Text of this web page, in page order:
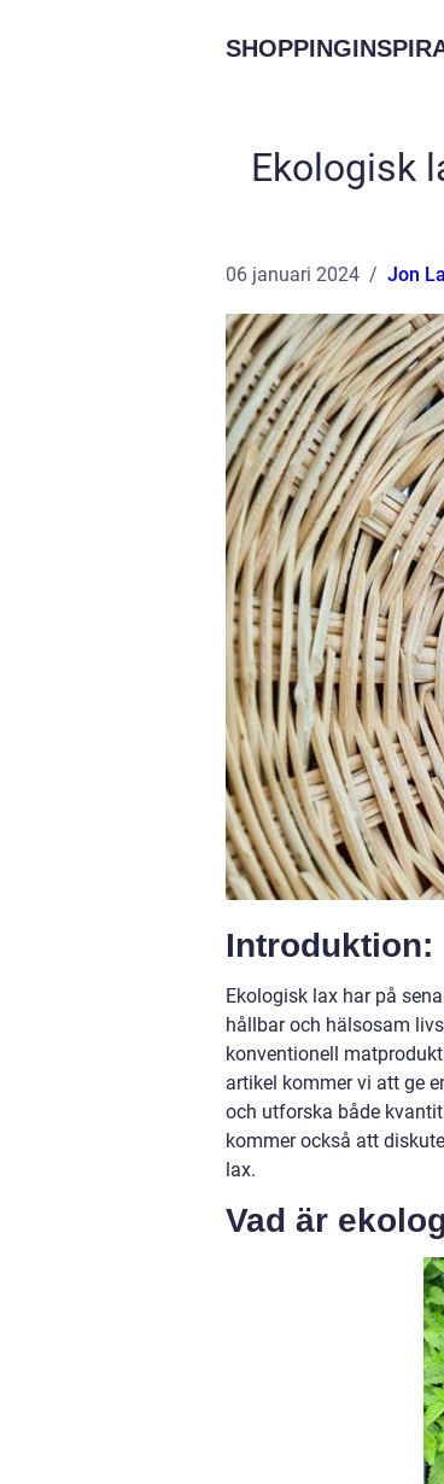
Ekologisk
06 januari 2024 Jon
Introduktion:
Ekologisk lax har på
hållbar och hälsosam
konventionell
artikel kommer vi att ge
och utforska både
kommer också att
lax.
Vad är